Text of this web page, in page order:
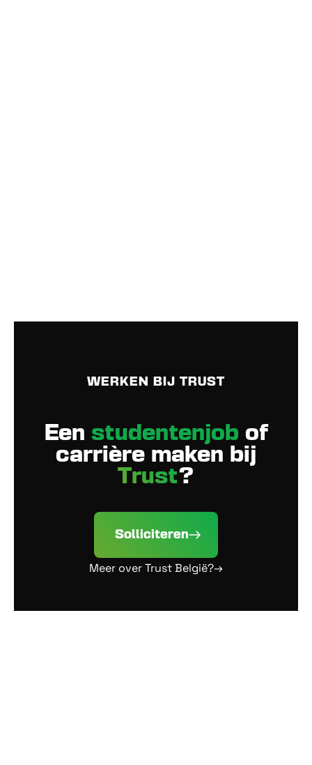
WERKEN BIJ TRUST
Een studentenjob of
carrière maken bij
Trust?
Solliciteren
Meer over Trust België?→